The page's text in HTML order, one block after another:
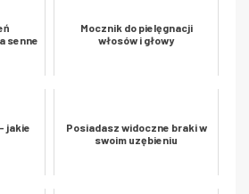
senne
Mocznik do pielęgnacji
włosów i głowy
jakie
Posiadasz widoczne braki w
swoim uzębieniu